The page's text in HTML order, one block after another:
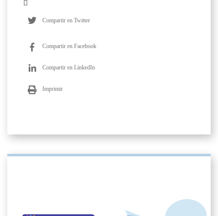
Compartir en Twitter
Compartir en Facebook
Compartir en LinkedIn
Imprimir